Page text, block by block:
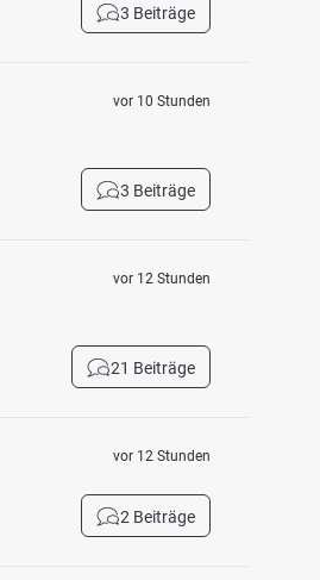
3 Beiträge
vor 10 Stunden
3 Beiträge
vor 12 Stunden
21 Beiträge
vor 12 Stunden
2 Beiträge